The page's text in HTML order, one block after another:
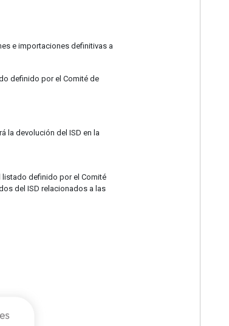
e importaciones definitivas a
definido por el Comité de
la devolución del ISD en la
listado definido por el Comité
del ISD relacionados a las